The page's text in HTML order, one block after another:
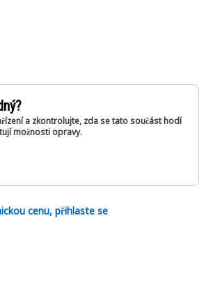
a zkontrolujte, zda se tato součást hodí
možnosti opravy.
cenu, přihlaste se